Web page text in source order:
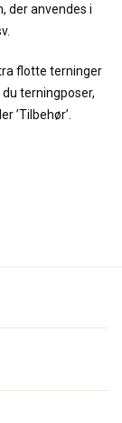
der anvendes i
flotte terninger
terningposer,
’Tilbehør’.